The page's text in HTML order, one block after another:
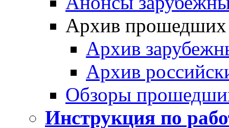
Архив прошедших
Архив
Архив
Обзоры
Инструкция по